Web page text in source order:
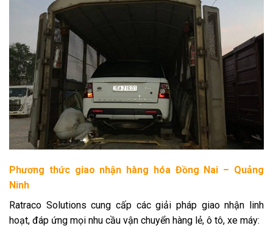
Phương thức giao nhận hàng hóa Đồng Nai – Quảng
Ninh
Ratraco Solutions cung cấp các giải pháp giao nhận linh
hoạt, đáp ứng mọi nhu cầu vận chuyển hàng lẻ, ô tô, xe máy: